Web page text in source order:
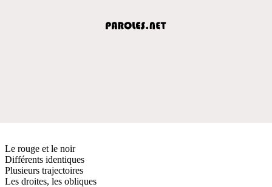
Le rouge et le noir
Différents identiques
Plusieurs trajectoires
Les droites, les obliques